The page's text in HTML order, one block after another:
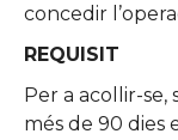
concedir
REQUISIT
Per a acollir-se,
més de 90 dies